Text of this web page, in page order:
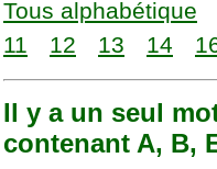
Tous alphabétique
11
12 13 14
Il y a un seul
contenant A, B,